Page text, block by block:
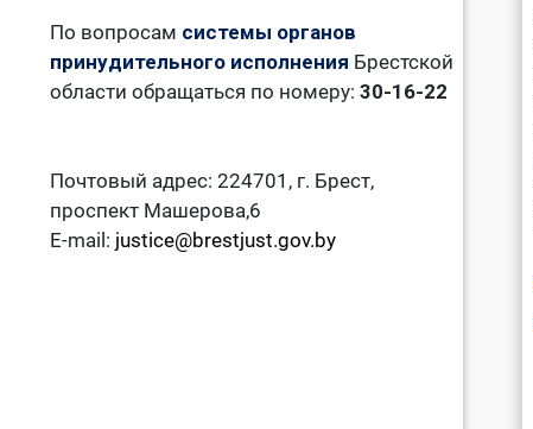
По вопросам системы органов
принудительного исполнения Брестской
области обращаться по номеру: 30-16-22
Почтовый адрес: 224701, г. Брест,
проспект Машерова,6
E-mail: justice@brestjust.gov.by